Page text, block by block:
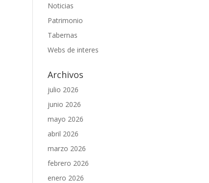
Noticias
Patrimonio
Tabernas
Webs de interes
Archivos
julio 2026
junio 2026
mayo 2026
abril 2026
marzo 2026
febrero 2026
enero 2026